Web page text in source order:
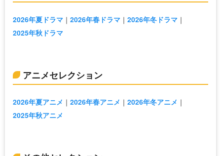
2026年夏ドラマ 2026年春ドラマ
2026年冬ドラマ
2025年秋ドラマ
アニメセレクション
2026年夏アニメ 2026年春アニメ
2026年冬アニメ
2025年秋アニメ